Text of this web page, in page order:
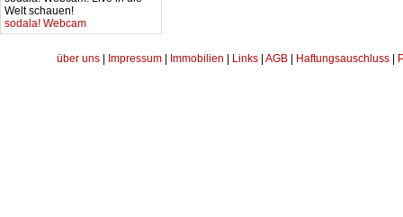
Welt schauen!
sodala! Webcam
über uns Impressum Immobilien Links AGB Haftungsauschluss